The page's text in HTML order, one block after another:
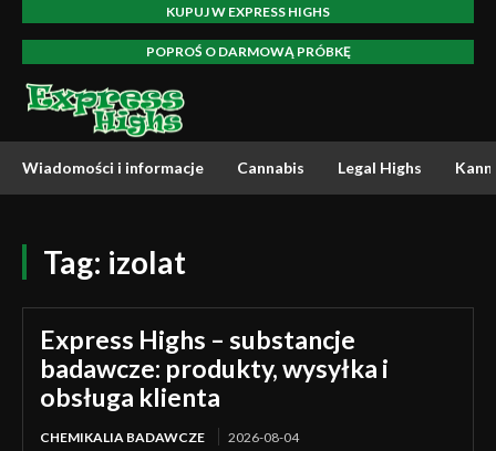
KUPUJ W EXPRESS HIGHS
POPROŚ O DARMOWĄ PRÓBKĘ
Wiadomości i informacje Cannabis Legal Highs
Tag: izolat
Express Highs – substancje
badawcze: produkty, wysyłka i
obsługa klienta
CHEMIKALIA BADAWCZE 2026-08-04